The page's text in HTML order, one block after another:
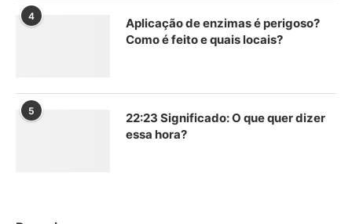
4
Aplicação de enzimas é perigoso?
Como é feito e quais locais?
5
22:23 Significado: O que quer dizer
essa hora?